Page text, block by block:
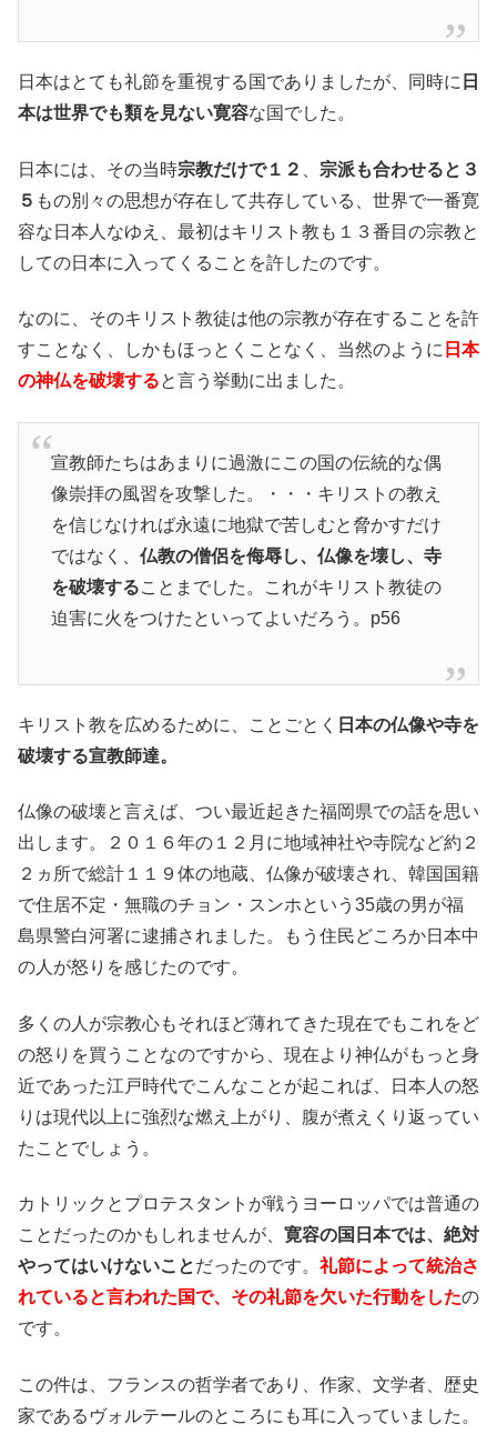
日本はとても礼節を重視する国でありましたが、同時に 日
本は世界でも類を見ない寛容な国でした。
日本には、その当時宗教だけで１２
宗派も合わせると３
５ もの別々の思想が存在して共存している、世界で一番寛
容な日本人なゆえ、最初はキリスト教も１３番目の宗教と
しての日本に入ってくることを許したのです。
なのに、そのキリスト教徒は他の宗教が存在することを許
すことなく、しかもほっとくことなく、当然のように 日本
の神仏を破壊すると言う挙動に出ました。
宣教師たちはあまりに過激にこの国の伝統的な偶
像崇拝の風習を攻撃した。・・・キリストの教え
を信じなければ永遠に地獄で苦しむと脅かすだけ
ではなく、 仏教の僧侶を侮辱し、仏像を壊し、寺
を破壊することまでした。これがキリスト教徒の
迫害に火をつけたといってよいだろう。p56
キリスト教を広めるために、ことごとく 日本の仏像や寺を
破壊する宣教師達。
仏像の破壊と言えば、つい最近起きた福岡県での話を思い
出します。２０１６年の１２月に地域神社や寺院など約２
２ヵ所で総計１１９体の地蔵、仏像が破壊され、韓国国籍
で住居不定・無職のチョン・スンホという35歳の男が福
島県警白河署に逮捕されました。もう住民どころか日本中
の人が怒りを感じたのです。
多くの人が宗教心もそれほど薄れてきた現在でもこれをど
の怒りを買うことなのですから、現在より神仏がもっと身
近であった江戸時代でこんなことが起これば、日本人の怒
りは現代以上に強烈な燃え上がり、腹が煮えくり返ってい
たことでしょう。
カトリックとプロテスタントが戦うヨーロッパでは普通の
ことだったのかもしれませんが、 寛容の国日本では、絶対
やってはいけないことだったのです。 礼節によって統治さ
れていると言われた国で、その礼節を欠いた行動をしたの
です。
この件は、フランスの哲学者であり、作家、文学者、歴史
家であるヴォルテールのところにも耳に入っていました。